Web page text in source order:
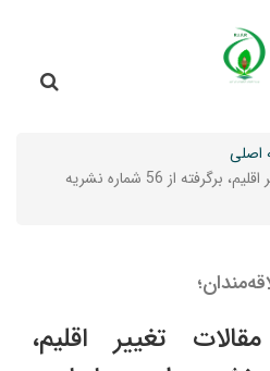
اصلی
بازنشر مجموعه مقالات تغییر اقلیم، برگرفته از 56 شماره نشریه
تغییر اقلیم،